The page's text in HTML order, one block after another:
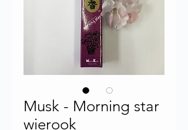
Musk - Morning star
wierook